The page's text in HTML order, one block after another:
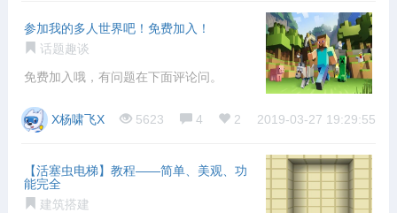
参加我的多人世界吧！免费加入！
话题趣谈
免费加入哦，有问题在下面评论问。
X杨啸飞X 5623 4 2 2019-03-27 19:29:55
【活塞虫电梯】教程——简单、美观、功
能完全
建筑搭建